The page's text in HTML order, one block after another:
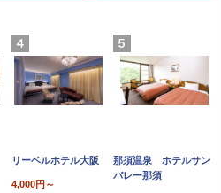
リーベルホテル大阪
4,000円～
那須温泉 ホテルサン
バレー那須